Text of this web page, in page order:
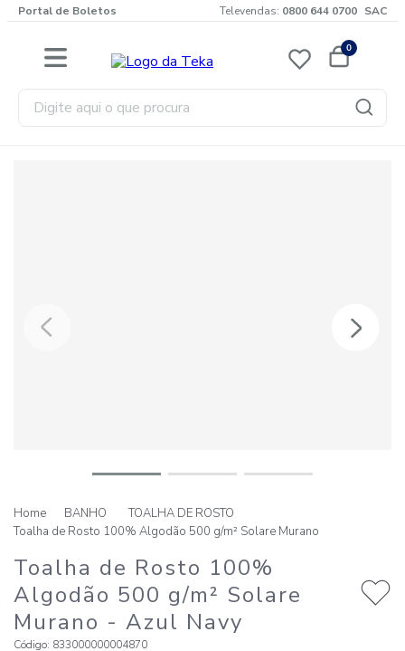
Portal de Boletos Televendas: 0800 644 0700 SAC
0
Digite aqui o que procura
BANHO
TOALHA DE ROSTO
Toalha de Rosto 100% Algodão 500 g/m² Solare Murano
Toalha de Rosto 100%
Algodão 500 g/m² Solare
Murano - Azul Navy
Código: 833000000004870